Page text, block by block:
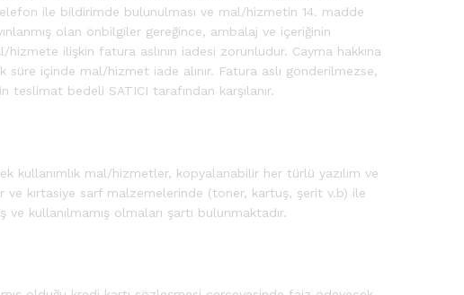
ile bildirimde bulunulması ve mal/hizmetin 14. madde
olan önbilgiler gereğince, ambalaj ve içeriğinin
ilişkin fatura aslının iadesi zorunludur. Cayma hakkına
içinde mal/hizmet iade alınır. Fatura aslı gönderilmezse,
bedeli SATICI tarafından karşılanır.
mal/hizmetler, kopyalanabilir her türlü yazılım ve
ve kırtasiye sarf malzemelerinde (toner, kartuş, şerit v.b) ile
kullanılmamış olmaları şartı bulunmaktadır.